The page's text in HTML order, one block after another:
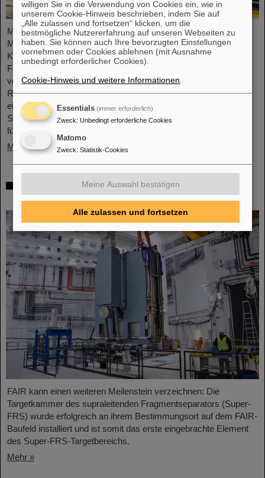
Mikrosysteme sind unverzichtbare Sensor-Komponenten in der
Medizin- und Mobilitätstechnik, Cybersicherheit und
Kommunikationstechnologie sowie bei der Steuerung vernetzter
Fertigungsprozesse. Aber auch für die Energiewende sind sie
von wachsender Bedeutung. Forschende der Hochschule
RheinMain (HSRM) entwickeln am Campus Rüsselsheim nun
eine Plattform zur Mikro-Nano-Integration von neuartigen
Sensorelementen. Gemeinsam mit dem GSI Helmholtzzentrum
für Schwerionenforschung in Darmstadt und der…
Mehr »
Millimeterarbeit im Tunnel – Targetkammer
des Super-FRS installiert
FAIR kann einen weiteren Meilenstein verzeichnen: Die
Targetkammer des supraleitenden Fragmentseparators (Super-
FRS) wurde erfolgreich an ihrem Bestimmungsort auf dem FAIR-
Baufeld installiert und ist somit das erste eingebrachte Element
des Super-FRS-Targetbereichs.
Mehr »
willigen Sie in die Verwendung von Cookies ein, wie in
unserem Cookie-Hinweis beschrieben, indem Sie auf
„Alle zulassen und fortsetzen“ klicken, um die
bestmögliche Nutzererfahrung auf unseren Webseiten zu
haben. Sie können auch Ihre bevorzugten Einstellungen
vornehmen oder Cookies ablehnen (mit Ausnahme
unbedingt erforderlicher Cookies).
Cookie-Hinweis und weitere Informationen
Essentials (immer erforderlich)
Zweck: Unbedingt erforderliche Cookies
Matomo
Zweck: Statistik-Cookies
Meine Auswahl bestätigen
Alle zulassen und fortsetzen